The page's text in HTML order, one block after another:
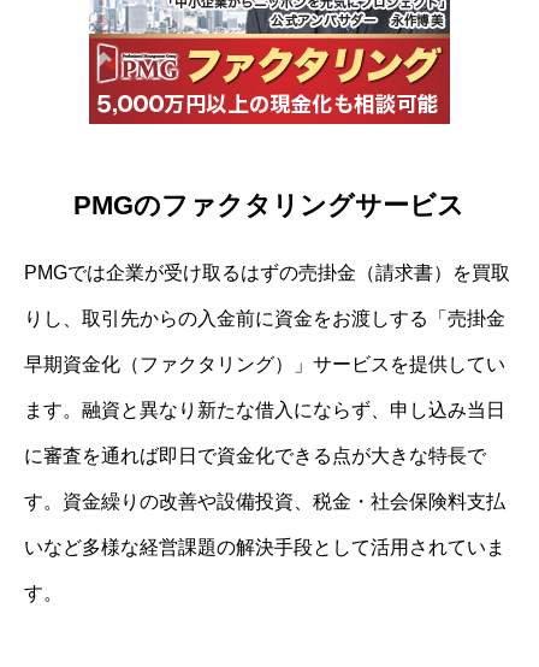
PMGのファクタリングサービス
PMGでは企業が受け取るはずの売掛金（請求書）を買取
りし、取引先からの入金前に資金をお渡しする「売掛金
早期資金化（ファクタリング）」サービスを提供してい
ます。融資と異なり新たな借入にならず、申し込み当日
に審査を通れば即日で資金化できる点が大きな特長で
す。資金繰りの改善や設備投資、税金・社会保険料支払
いなど多様な経営課題の解決手段として活用されていま
す。